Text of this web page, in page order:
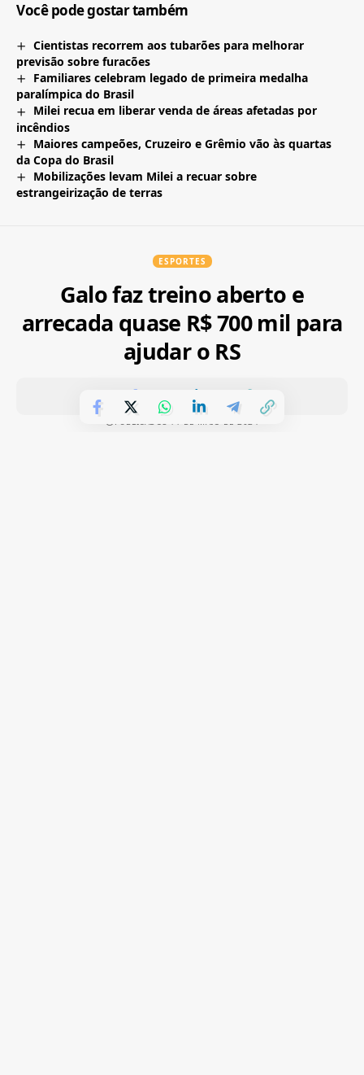
Você pode gostar também
Cientistas recorrem aos tubarões para melhorar
previsão sobre furacões
Familiares celebram legado de primeira medalha
paralímpica do Brasil
Milei recua em liberar venda de áreas afetadas por
incêndios
Maiores campeões, Cruzeiro e Grêmio vão às quartas
da Copa do Brasil
Mobilizações levam Milei a recuar sobre
estrangeirização de terras
ESPORTES
Galo faz treino aberto e
arrecada quase R$ 700 mil para
ajudar o RS
PUBLICADOS 11 DE MAIO DE 2024